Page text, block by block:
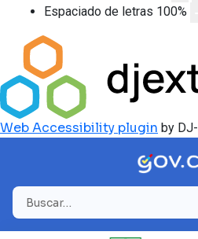
Espaciado de letras 100%
Web Accessibility plugin by
Buscar